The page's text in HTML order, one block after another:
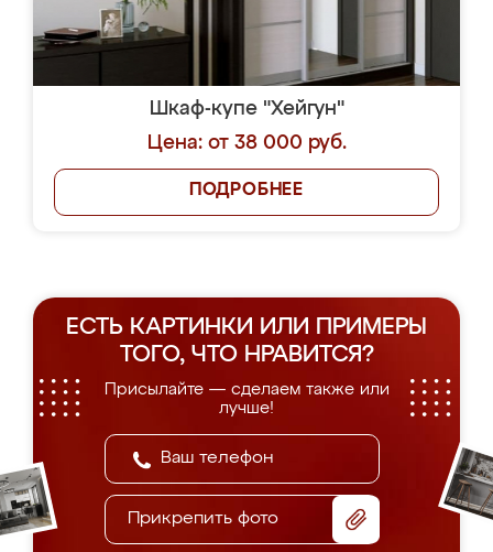
Шкаф-купе "Хейгун"
Цена: от 38 000 руб.
ПОДРОБНЕЕ
ЕСТЬ КАРТИНКИ ИЛИ ПРИМЕРЫ
ТОГО, ЧТО НРАВИТСЯ?
Присылайте — сделаем также или
лучше!
Прикрепить фото